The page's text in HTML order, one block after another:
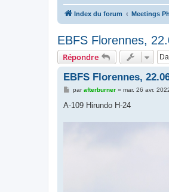
Index du forum Meetings
EBFS Florennes,
Répondre
EBFS Florennes,
M
s
parafterburner» mar. 26 avr.
A-109 Hirundo H-24